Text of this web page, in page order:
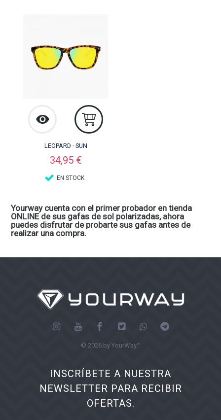
LEOPARD · SUN
Precio
34,95 €
EN STOCK
Yourway cuenta con el primer probador en tienda
ONLINE de sus gafas de sol polarizadas, ahora
puedes disfrutar de probarte sus gafas antes de
realizar una compra.
© 2026 by YourWay™
INSCRÍBETE A NUESTRA
NEWSLETTER PARA RECIBIR
OFERTAS.